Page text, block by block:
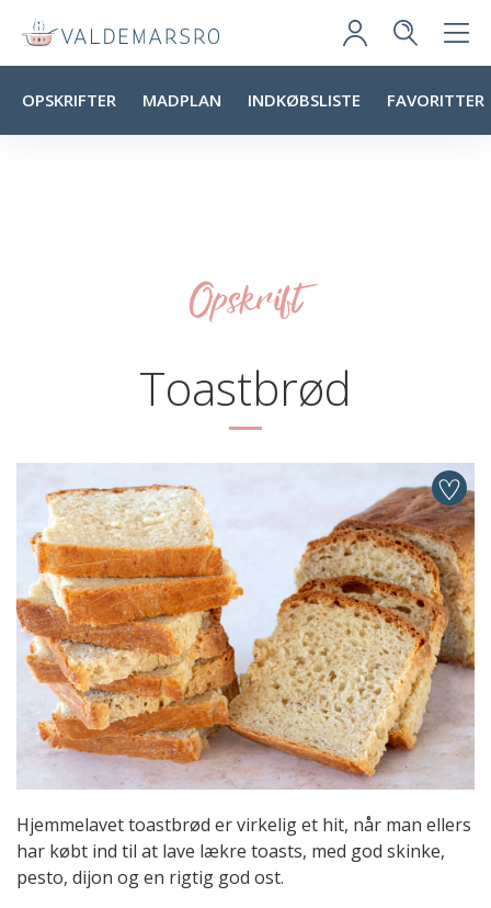
OPSKRIFTER MADPLAN INDKØBSLISTE FAVORITTER
Opskrift
Toastbrød
Hjemmelavet toastbrød er virkelig et hit, når man ellers
har købt ind til at lave lækre toasts, med god skinke,
pesto, dijon og en rigtig god ost.